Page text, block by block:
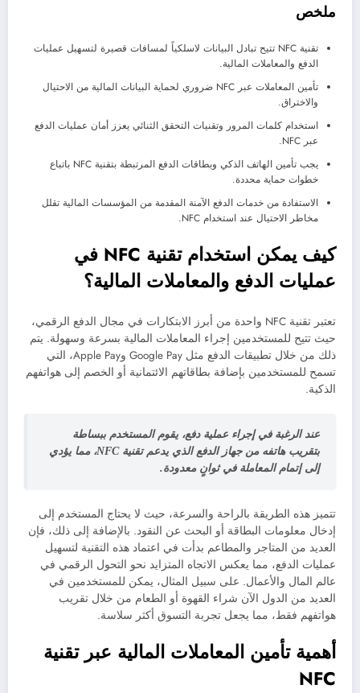
ملخص
تقنية NFC تتيح تبادل البيانات لاسلكياً لمسافات قصيرة لتسهيل عمليات
الدفع والمعاملات المالية.
تأمين المعاملات عبر NFC ضروري لحماية البيانات المالية من الاحتيال
والاختراق.
استخدام كلمات المرور وتقنيات التحقق الثنائي يعزز أمان عمليات الدفع
عبر NFC.
يجب تأمين الهاتف الذكي وبطاقات الدفع المرتبطة بتقنية NFC باتباع
خطوات حماية محددة.
الاستفادة من خدمات الدفع الآمنة المقدمة من المؤسسات المالية تقلل
مخاطر الاحتيال عند استخدام NFC.
كيف يمكن استخدام تقنية NFC في
عمليات الدفع والمعاملات المالية؟
تعتبر تقنية NFC واحدة من أبرز الابتكارات في مجال الدفع الرقمي،
حيث تتيح للمستخدمين إجراء المعاملات المالية بسرعة وسهولة. يتم
ذلك من خلال تطبيقات الدفع مثل Google Pay وApple Pay، التي
تسمح للمستخدمين بإضافة بطاقاتهم الائتمانية أو الخصم إلى هواتفهم
الذكية.
عند الرغبة في إجراء عملية دفع، يقوم المستخدم ببساطة
بتقريب هاتفه من جهاز الدفع الذي يدعم تقنية NFC، مما يؤدي
إلى إتمام المعاملة في ثوانٍ معدودة.
تتميز هذه الطريقة بالراحة والسرعة، حيث لا يحتاج المستخدم إلى
إدخال معلومات البطاقة أو البحث عن النقود. بالإضافة إلى ذلك، فإن
العديد من المتاجر والمطاعم بدأت في اعتماد هذه التقنية لتسهيل
عمليات الدفع، مما يعكس الاتجاه المتزايد نحو التحول الرقمي في
عالم المال والأعمال. على سبيل المثال، يمكن للمستخدمين في
العديد من الدول الآن شراء القهوة أو الطعام من خلال تقريب
هواتفهم فقط، مما يجعل تجربة التسوق أكثر سلاسة.
أهمية تأمين المعاملات المالية عبر تقنية
NFC